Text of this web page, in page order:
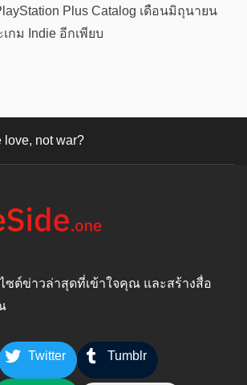
Plus Catalog เดือนมิถุนายน
กม Indie อีกเพียบ
love, not war?
ไซต์ข่าวล่าสุดที่เข้าใจคุณ และสร้างสื่อ
Twitter Tumblr